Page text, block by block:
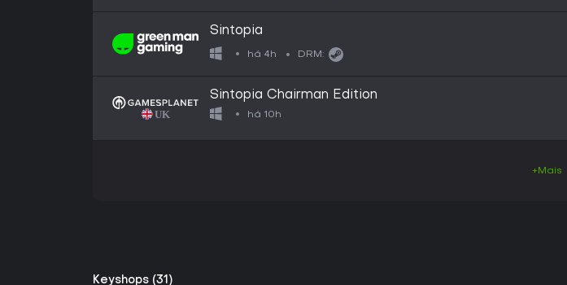
Sintopia
há 4h DRM:
Sintopia Chairman Edition
há 10h
+Mais
Keyshops (31)